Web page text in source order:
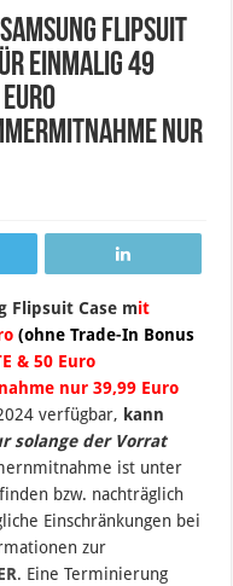
Flipsuit
einmalig 49
Euro
nur
Flipsuit Case mit
(ohne Trade-In Bonus
& 50 Euro
nur 39,99 Euro
verfügbar, kann
solange der Vorrat
ist unter
bzw. nachträglich
Einschränkungen bei
zur
. Eine Terminierung